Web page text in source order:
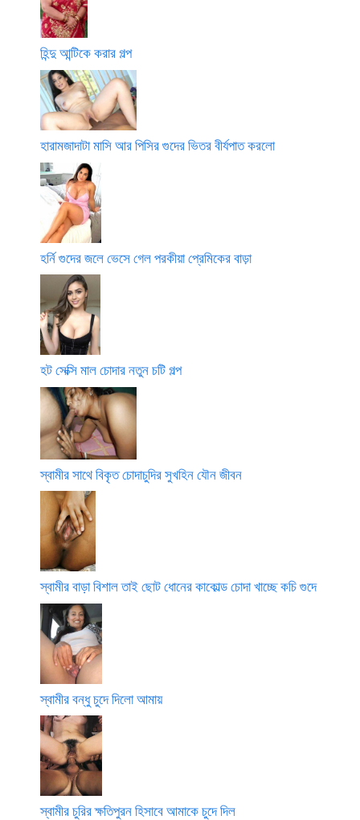
হিন্দু আন্টিকে করার গল্প
হারামজাদাটা মাসি আর পিসির গুদের ভিতর বীর্যপাত করলো
হর্নি গুদের জলে ভেসে গেল পরকীয়া প্রেমিকের বাড়া
হট সেক্সি মাল চোদার নতুন চটি গল্প
স্বামীর সাথে বিকৃত চোদাচুদির সুখহিন যৌন জীবন
স্বামীর বাড়া বিশাল তাই ছোট ধোনের কাকোল্ড চোদা খাচ্ছে কচি গুদে
স্বামীর বন্ধু চুদে দিলো আমায়
স্বামীর চুরির ক্ষতিপুরন হিসাবে আমাকে চুদে দিল